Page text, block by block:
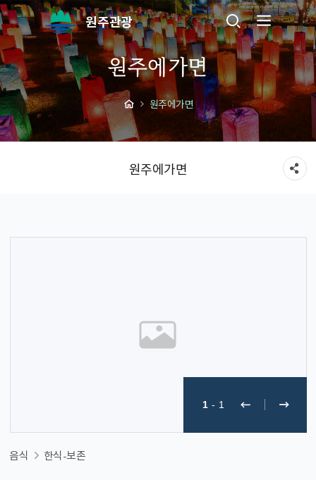
원주관광
원주에가면
원주에가면
원주에가면
1 - 1
음식 한식-보존